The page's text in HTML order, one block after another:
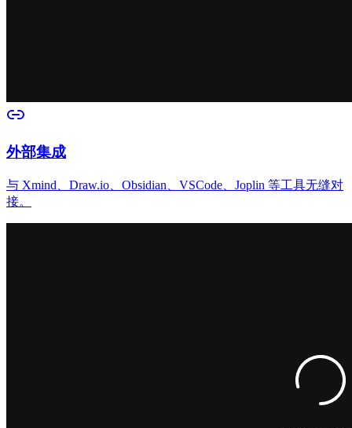
外部集成
与 Xmind、Draw.io、Obsidian、VSCode、Joplin 等工具无缝对
接。